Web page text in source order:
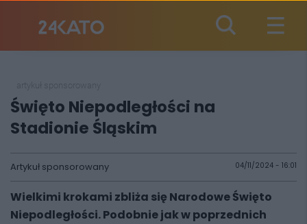
Święto Niepodległości na
Stadionie Śląskim
Artykuł sponsorowany 04/11/2024 - 16:01
Wielkimi krokami zbliża się Narodowe Święto
Niepodległości. Podobnie jak w poprzednich